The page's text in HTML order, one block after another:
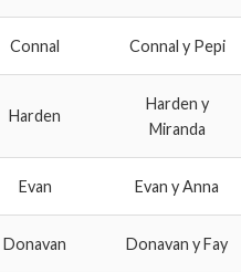
Connal Connal y Pepi
Harden
Harden y
Miranda
Evan Evan y Anna
Donavan Donavan y Fay